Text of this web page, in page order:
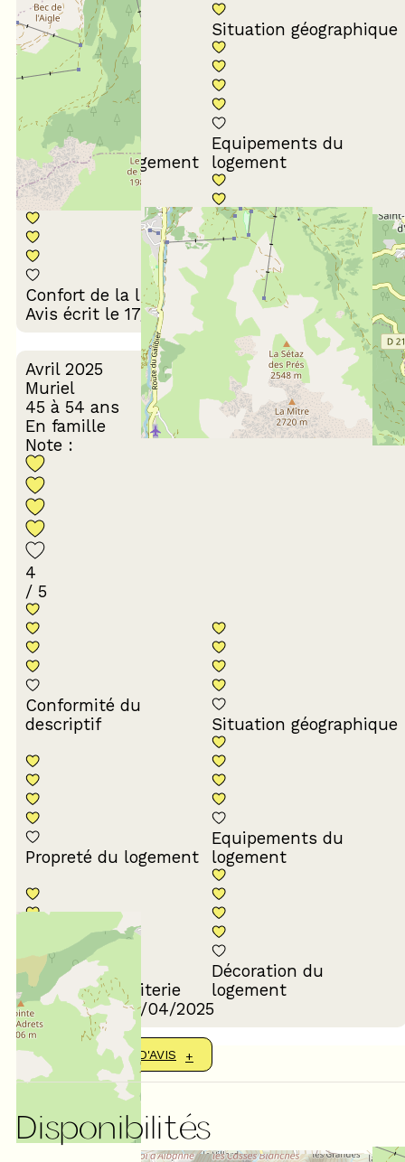
Conformité du
descriptif
Situation géographique
Propreté du logement
Equipements du
logement
Confort de la literie
Décoration du
logement
Avis écrit le 17/02/2026
Avril 2025
Muriel
45 à 54 ans
En famille
Note :
4
/ 5
Conformité du
descriptif
Situation géographique
Propreté du logement
Equipements du
logement
Confort de la literie
Décoration du
logement
Avis écrit le 15/04/2025
AFFICHER PLUS D'AVIS
Disponibilités